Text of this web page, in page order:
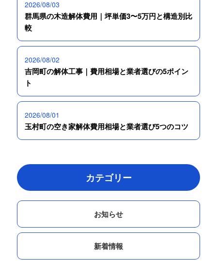
2026/08/03
群馬県の木造解体費用｜坪単価3〜5万円と構造別比
較
2026/08/02
吉岡町の解体工事｜費用相場と業者選びの5ポイン
ト
2026/08/01
玉村町の空き家解体費用相場と業者選び5つのコツ
カテゴリー
お知らせ
新着情報